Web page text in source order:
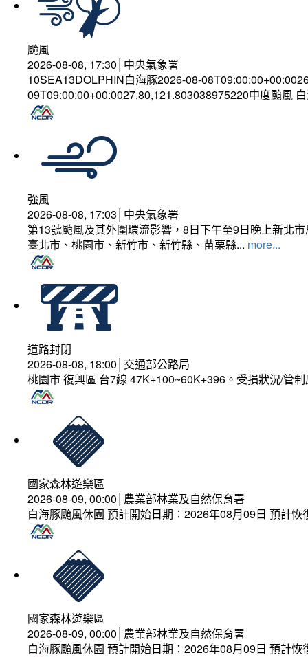
颱風
2026-08-08, 17:30│中央氣象署
10SEA13DOLPHIN白海豚2026-08-
09T09:00:00+00:0027.80,121.803038975220中度颱風
強風
2026-08-08, 17:03│中央氣象署
第13號颱風及其外圍環流影響，8日下午至9日晚上新北
臺北市、桃園市、新竹市、新竹縣、苗栗縣... more...
道路封閉
2026-08-08, 18:00│交通部公路局
桃園市 復興區 台7線 47K+100~60K+396。受損狀況/管
國家森林遊樂區
2026-08-09, 00:00│農業部林業及自然保育署
白海豚颱風休園 預計開始日期：2026年08月09日 預計
國家森林遊樂區
2026-08-09, 00:00│農業部林業及自然保育署
白海豚颱風休園 預計開始日期：2026年08月09日 預計